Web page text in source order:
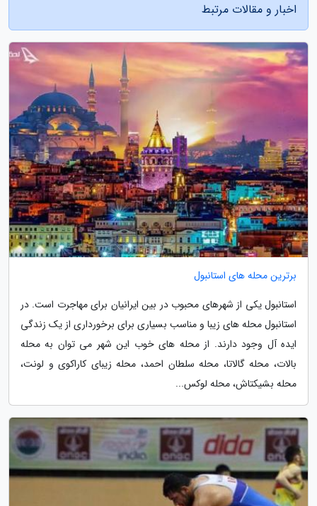
اخبار و مقالات مرتبط
برترین محله های استانبول
استانبول یکی از شهرهای محبوب در بین ایرانیان برای مهاجرت است. در
استانبول محله های زیبا و مناسب بسیاری برای برخورداری از یک زندگی
ایده آل وجود دارند. از محله های خوب این شهر می توان به محله
بالات، محله گالاتا، محله سلطان احمد، محله زیبای کاراکوی و لونت،
محله بشیکتاش، محله لوکس...